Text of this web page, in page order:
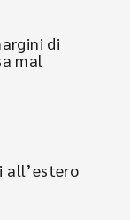
di
mal
all’estero